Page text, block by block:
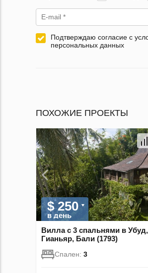
Подтверждаю согласие с
персональных данных
ПОХОЖИЕ ПРОЕКТЫ
$ 250
в день
Вилла с 3 спальнями в Убуд,
Гианьяр, Бали (1793)
Спален: 3